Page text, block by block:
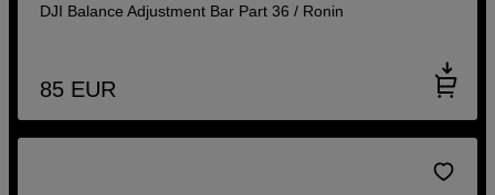
DJI Balance Adjustment Bar Part 36 / Ronin
85 EUR